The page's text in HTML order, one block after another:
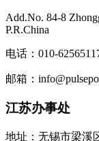
Add.No. 84-8
P.R.China
电话：010-
邮箱：
江苏办事处
地址：无锡市梁溪